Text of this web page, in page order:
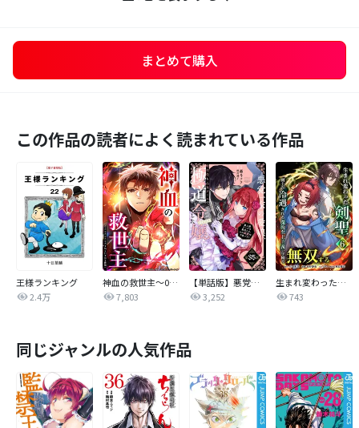
まとめて購入
この作品の読者によく読まれている作品
王様ランキング
2.4万
神血の救世主～0.00000001％を引き当て最強へ～【タテヨミ】
7,803
【単話版】悪党一家の愛娘、転生先も乙女ゲームの極道令嬢でした。～最上級ランクの悪役さま、その溺愛は不要です！～@COMIC
3,252
生まれ変わった剣聖、剣士が冷遇される魔術至上主義の学園で無双する【単行本版】
743
同じジャンルの人気作品